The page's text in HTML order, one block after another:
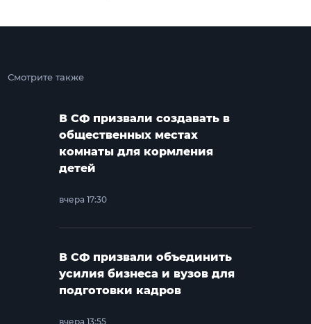
Смотрите также
В СФ призвали создавать в
общественных местах
комнаты для кормления
детей
вчера 17:30
В СФ призвали объединить
усилия бизнеса и вузов для
подготовки кадров
вчера 13:55